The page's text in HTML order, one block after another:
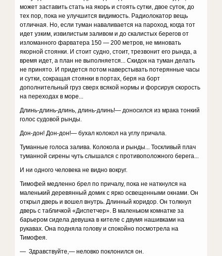
может заставить стать на якорь и стоять сутки, двое суток, до
тех пор, пока не улучшится видимость. Радиолокатор вещь
отличная. Но, если туман наваливается на пароход, когда тот
идет узким, извилистым заливом и до скалистых берегов от
изломанного фарватера 150 — 200 метров, не миновать
якорной стоянки. И стоит судно, стоит, трезвонит его рында, а
время идет, а план не выполняется... Скидок на туман делать
не принято. И придется потом наверстывать потерянные часы
и сутки, сокращая стоянки в портах, беря на борт
дополнительный груз сверх всякой нормы и форсируя скорость
на переходах в море...
Длинь-длинь-длинь, длинь-длинь!— доносился из мрака тонкий
голос судовой рынды.
Дон-дон! Дон-дон!— бухал колокол на углу причала.
Туманные голоса залива. Колокола и рынды... Тоскливый плач
туманной сирены чуть слышался с противоположного берега...
И ни одного человека не видно вокруг.
Тимофей медленно брел по причалу, пока не наткнулся на
маленький деревянный домик с ярко освещенными окнами. Он
открыл дверь и вошел внутрь. Длинный коридор. Он толкнул
дверь с табличкой «Диспетчер». В маленьком комнатке за
барьером сидела девушка в кителе с двумя нашивками на
рукавах. Она подняла голову и спокойно посмотрела на
Тимофея.
— Здравствуйте,— неловко поклонился он.